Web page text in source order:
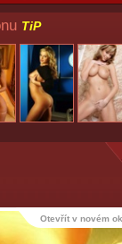
TiP
Otevřít v novém